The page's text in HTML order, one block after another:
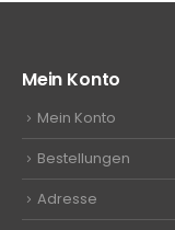
Mein Konto
Mein Konto
Bestellungen
Adresse